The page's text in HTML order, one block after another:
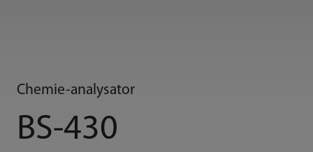
Chemie-analysator
BS-430